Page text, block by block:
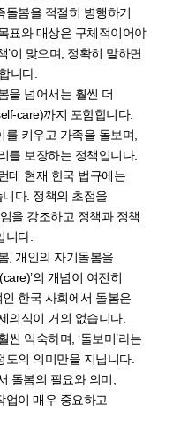
돌봄을 적절히 병행하기
표와 대상은 구체적이어야
’이 맞으며, 정확히 말하면
니다.
을 넘어서는 훨씬 더
care)까지 포함합니다.
키우고 가족을 돌보며,
를 보장하는 정책입니다.
데 현재 한국 법규에는
다. 정책의 초점을
을 강조하고 정책과 정책
니다.
, 개인의 자기돌봄을
의 개념이 여전히
한국 사회에서 돌봄은
의식이 거의 없습니다.
씬 익숙하며, ‘돌보미’라는
의 의미만을 지닙니다.
돌봄의 필요와 의미,
업이 매우 중요하고